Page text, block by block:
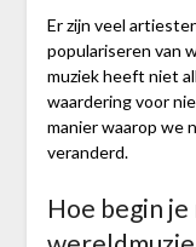
Er zijn veel
populariseren van
muziek heeft niet
waardering voor
manier waarop we
veranderd.
Hoe begin